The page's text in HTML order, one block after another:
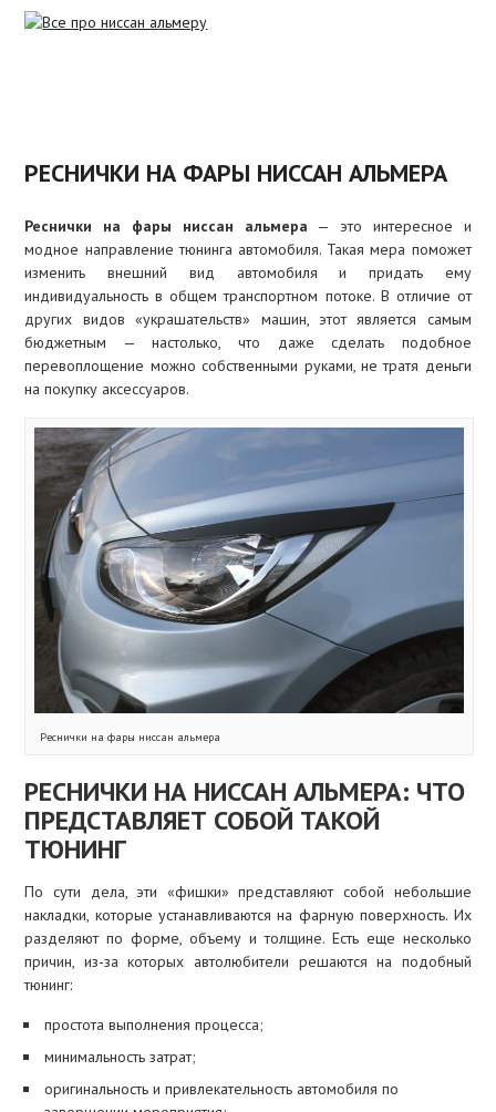
ПОЛЕЗНЫЕ
МОСКВЫ
РАСЧЕТ
РАССТОЯНИЙ
КОНСУЛЬТАЦИИ
ДОРАБОТКИ
ДВИГАТЕЛЬ
ЭЛЕКТРООБОРУДОВАНИЕ
ХОДОВАЯ
ТОРМОЗА
ТЮНИНГ
РЕСНИЧКИ НА ФАРЫ НИССАН АЛЬМЕРА
Реснички на фары ниссан альмера — это интересное и
модное направление тюнинга автомобиля. Такая мера поможет
изменить внешний вид автомобиля и придать ему
индивидуальность в общем транспортном потоке. В отличие от
других видов «украшательств» машин, этот является самым
бюджетным — настолько, что даже сделать подобное
перевоплощение можно собственными руками, не тратя деньги
на покупку аксессуаров.
Реснички на фары ниссан альмера
РЕСНИЧКИ НА НИССАН АЛЬМЕРА: ЧТО
ПРЕДСТАВЛЯЕТ СОБОЙ ТАКОЙ
ТЮНИНГ
По сути дела, эти «фишки» представляют собой небольшие
накладки, которые устанавливаются на фарную поверхность. Их
разделяют по форме, объему и толщине. Есть еще несколько
причин, из-за которых автолюбители решаются на подобный
тюнинг:
простота выполнения процесса;
минимальность затрат;
оригинальность и привлекательность автомобиля по